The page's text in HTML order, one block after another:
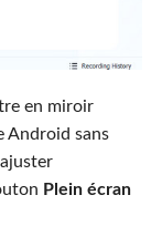
en miroir
Android sans
Plein écran